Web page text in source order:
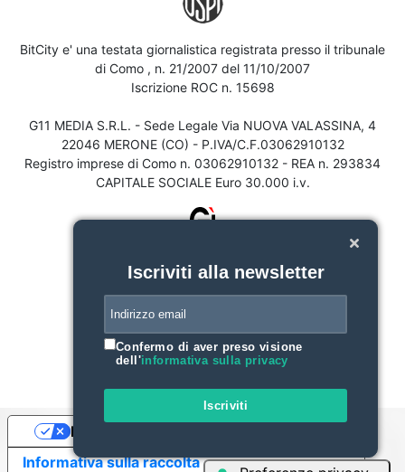
BitCity e' una testata giornalistica registrata presso il tribunale
di Como , n. 21/2007 del 11/10/2007
Iscrizione ROC n. 15698
G11 MEDIA S.R.L. - Sede Legale Via NUOVA VALASSINA, 4
22046 MERONE (CO) - P.IVA/C.F.03062910132
Registro imprese di Como n. 03062910132 - REA n. 293834
CAPITALE SOCIALE Euro 30.000 i.v.
Iscriviti alla newsletter
Confermo di aver preso visione
dell'informativa sulla privacy
Iscriviti
Informativa sulla raccolta
Le tue preferenze relative alla privacy